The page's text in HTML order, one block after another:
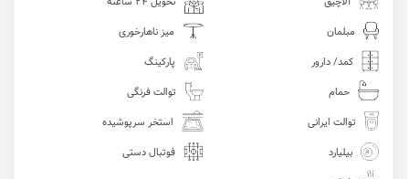
مبلمان
میز ناهارخوری
کمد/ دارور
پارکینگ
حمام
توالت فرنگی
توالت ایرانی
استخر سرپوشیده
بیلیارد
فوتبال دستی